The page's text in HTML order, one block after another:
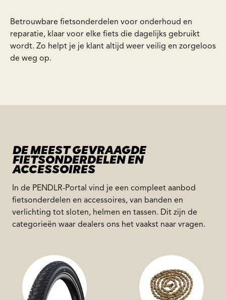
Betrouwbare fietsonderdelen voor onderhoud en
reparatie, klaar voor elke fiets die dagelijks gebruikt
wordt. Zo helpt je je klant altijd weer veilig en zorgeloos
de weg op.
DE MEEST GEVRAAGDE
FIETSONDERDELEN EN
ACCESSOIRES
In de PENDLR-Portal vind je een compleet aanbod
fietsonderdelen en accessoires, van banden en
verlichting tot sloten, helmen en tassen. Dit zijn de
categorieën waar dealers ons het vaakst naar vragen.